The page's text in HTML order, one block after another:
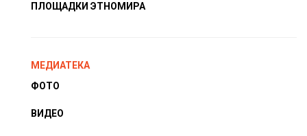
ПЛОЩАДКИ ЭТНОМИРА
МЕДИАТЕКА
ФОТО
ВИДЕО